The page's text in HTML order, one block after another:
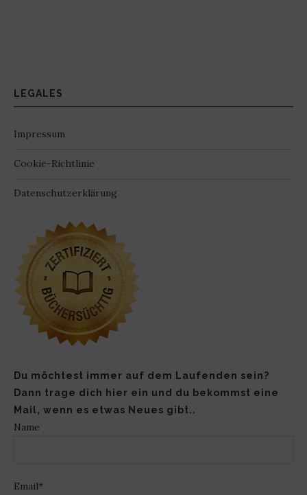
LEGALES
Impressum
Cookie-Richtlinie
Datenschutzerklärung
Du möchtest immer auf dem Laufenden sein?
Dann trage dich hier ein und du bekommst eine
Mail, wenn es etwas Neues gibt..
Name
Email*